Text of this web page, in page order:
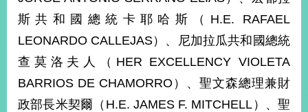
海
和
照
斯共和國總統卡耶哈斯（H.E. RAFAEL
LEONARDO CALLEJAS）、尼加拉瓜共和國總統
查莫洛夫人（HER EXCELLENCY VIOLETA
BARRIOS DE CHAMORRO）、聖文森總理兼財
政部長米契爾（H.E. JAMES F. MITCHELL）、聖